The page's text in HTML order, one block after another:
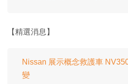
【精選消息】
Nissan 展示概念救護車
變